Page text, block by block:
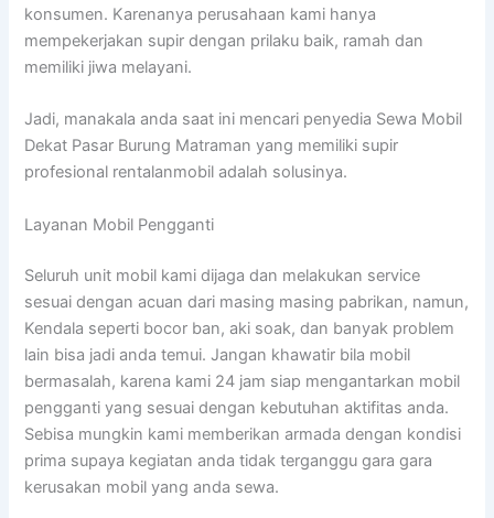
konsumen. Karenanya perusahaan kami hanya
mempekerjakan supir dengan prilaku baik, ramah dan
memiliki jiwa melayani.
Jadi, manakala anda saat ini mencari penyedia Sewa Mobil
Dekat Pasar Burung Matraman yang memiliki supir
profesional rentalanmobil adalah solusinya.
Layanan Mobil Pengganti
Seluruh unit mobil kami dijaga dan melakukan service
sesuai dengan acuan dari masing masing pabrikan, namun,
Kendala seperti bocor ban, aki soak, dan banyak problem
lain bisa jadi anda temui. Jangan khawatir bila mobil
bermasalah, karena kami 24 jam siap mengantarkan mobil
pengganti yang sesuai dengan kebutuhan aktifitas anda.
Sebisa mungkin kami memberikan armada dengan kondisi
prima supaya kegiatan anda tidak terganggu gara gara
kerusakan mobil yang anda sewa.